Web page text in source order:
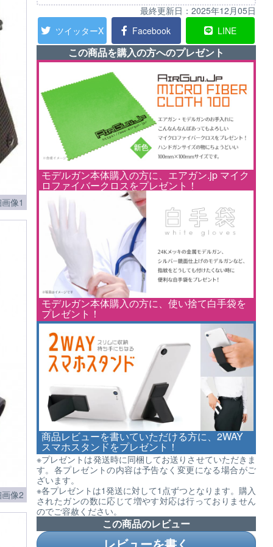
最終更新日： 2025年12月05日
ツイッターX
Facebook LINE
この商品を購入の方へのプレゼント
モデルガン本体購入の方に、エアガン.jp マイク
ロファイバークロスをプレゼント！
モデルガン本体購入の方に、使い捨て白手袋を
プレゼント！
商品レビューを書いていただける方に、2WAY
スマホスタンドをプレゼント！
※プレゼントは発送時に同梱してお送りさせていただきま
す。各プレゼントの内容は予告なく変更になる場合がご
ざいます。
※各プレゼントは1発送に対して1点ずつとなります。購入
されたガンの数に応じて増やす対応は行っておりません
のでご容赦ください。
この商品のレビュー
像1
像2